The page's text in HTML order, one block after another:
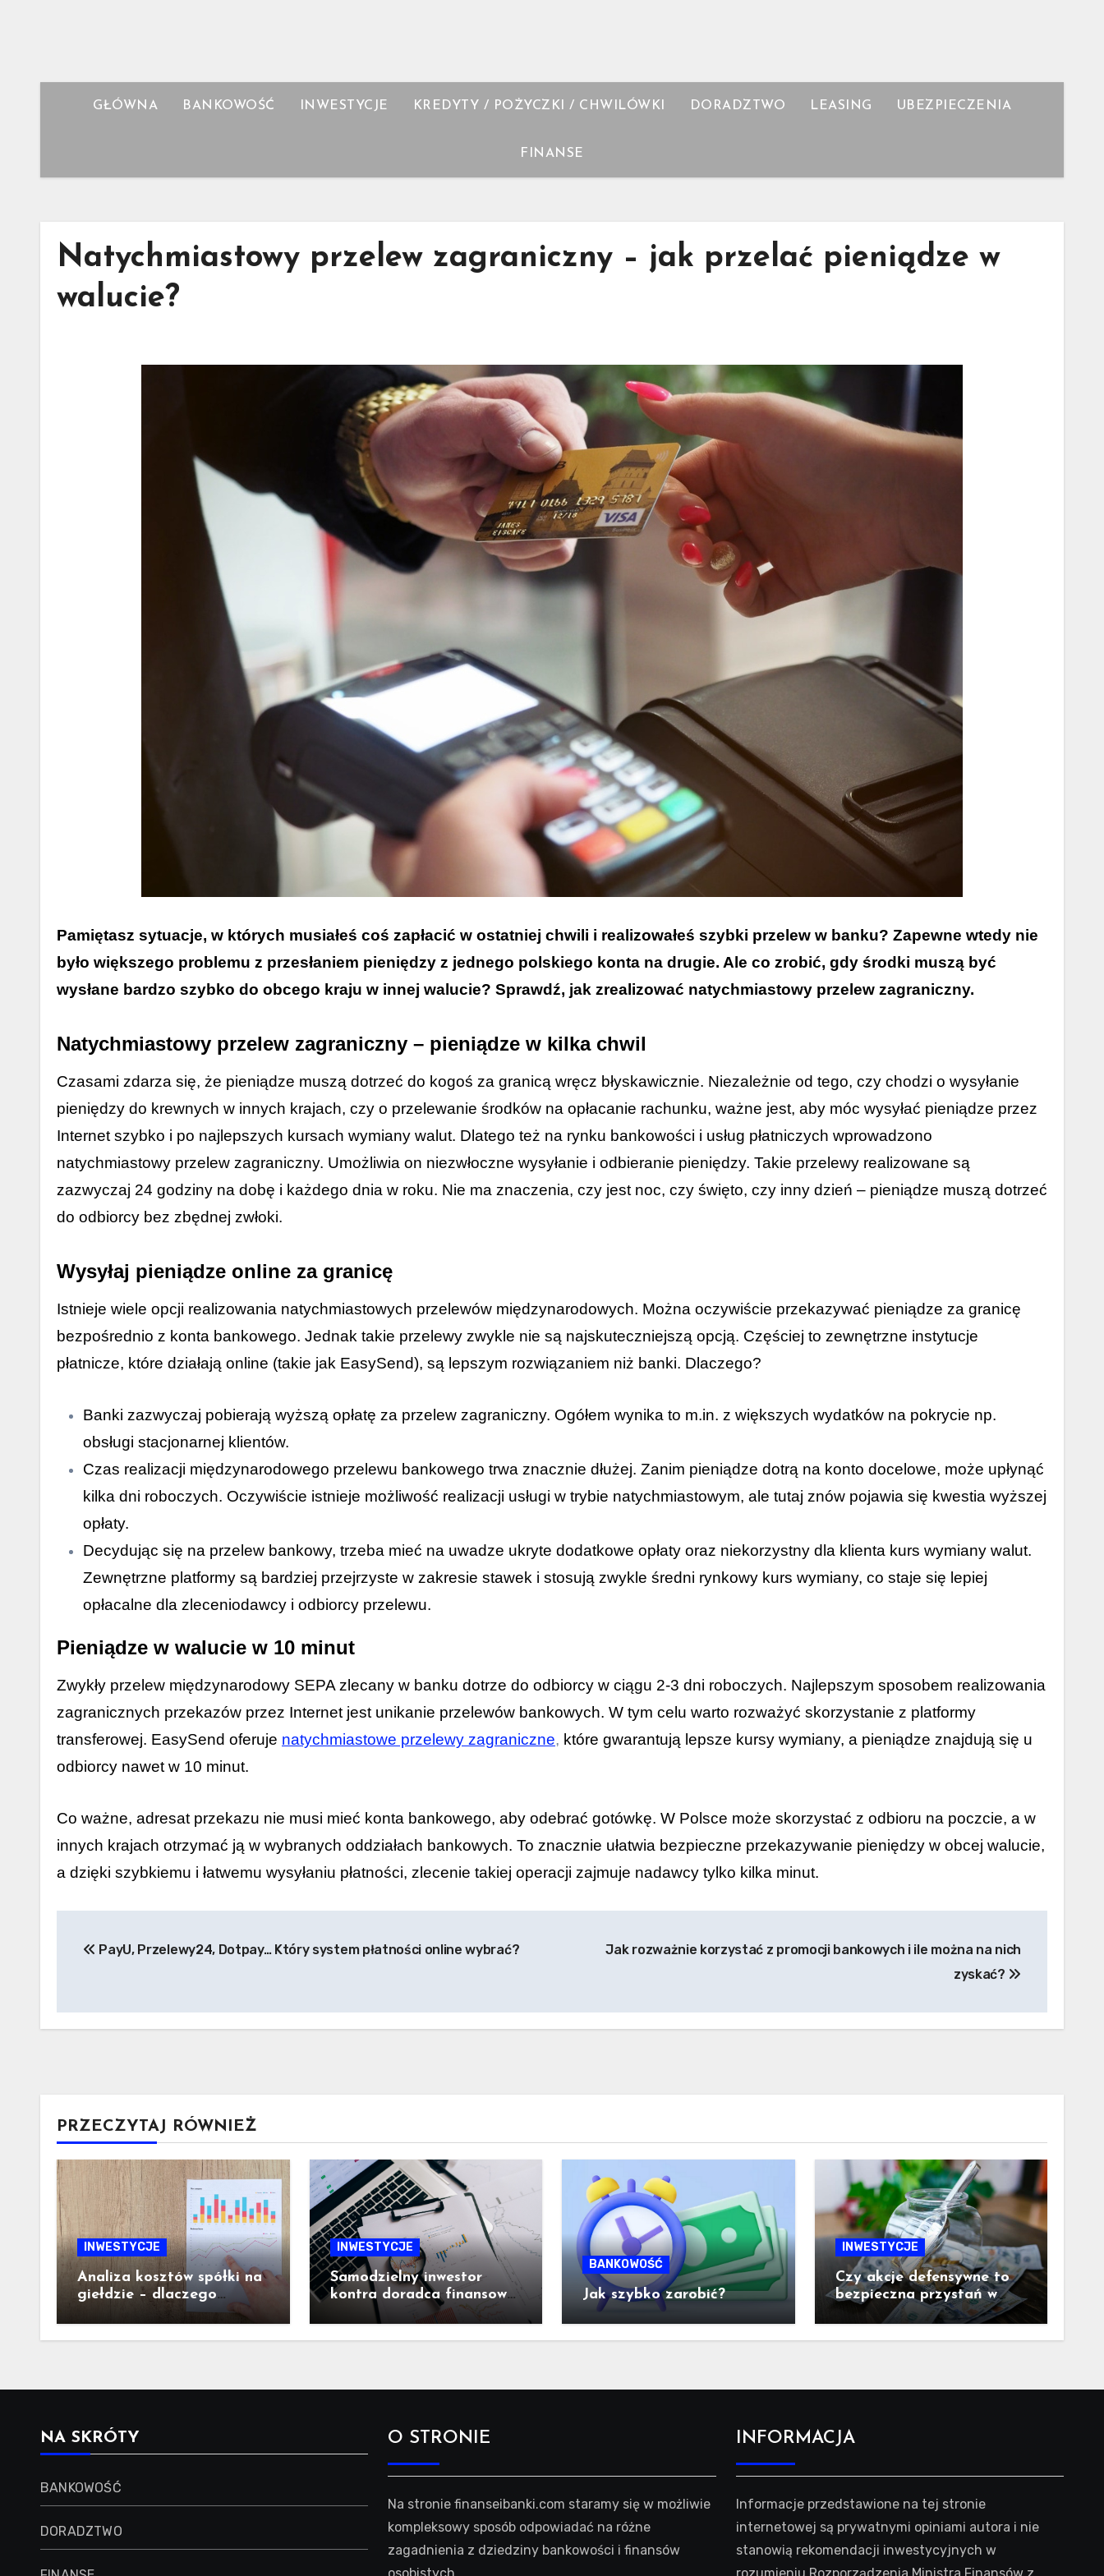
GŁÓWNA BANKOWOŚĆ INWESTYCJE KREDYTY / POŻYCZKI / CHWILÓWKI DORADZTWO LEASING UBEZPIECZENIA
FINANSE
Natychmiastowy przelew zagraniczny – jak przelać pieniądze w
walucie?
Pamiętasz sytuacje, w których musiałeś coś zapłacić w ostatniej chwili i realizowałeś szybki przelew w banku? Zapewne wtedy nie
było większego problemu z przesłaniem pieniędzy z jednego polskiego konta na drugie. Ale co zrobić, gdy środki muszą być
wysłane bardzo szybko do obcego kraju w innej walucie? Sprawdź, jak zrealizować natychmiastowy przelew zagraniczny.
Natychmiastowy przelew zagraniczny – pieniądze w kilka chwil
Czasami zdarza się, że pieniądze muszą dotrzeć do kogoś za granicą wręcz błyskawicznie. Niezależnie od tego, czy chodzi o wysyłanie
pieniędzy do krewnych w innych krajach, czy o przelewanie środków na opłacanie rachunku, ważne jest, aby móc wysyłać pieniądze przez
Internet szybko i po najlepszych kursach wymiany walut. Dlatego też na rynku bankowości i usług płatniczych wprowadzono
natychmiastowy przelew zagraniczny. Umożliwia on niezwłoczne wysyłanie i odbieranie pieniędzy. Takie przelewy realizowane są
zazwyczaj 24 godziny na dobę i każdego dnia w roku. Nie ma znaczenia, czy jest noc, czy święto, czy inny dzień – pieniądze muszą dotrzeć
do odbiorcy bez zbędnej zwłoki.
Wysyłaj pieniądze online za granicę
Istnieje wiele opcji realizowania natychmiastowych przelewów międzynarodowych. Można oczywiście przekazywać pieniądze za granicę
bezpośrednio z konta bankowego. Jednak takie przelewy zwykle nie są najskuteczniejszą opcją. Częściej to zewnętrzne instytucje
płatnicze, które działają online (takie jak EasySend), są lepszym rozwiązaniem niż banki. Dlaczego?
Banki zazwyczaj pobierają wyższą opłatę za przelew zagraniczny. Ogółem wynika to m.in. z większych wydatków na pokrycie np.
obsługi stacjonarnej klientów.
Czas realizacji międzynarodowego przelewu bankowego trwa znacznie dłużej. Zanim pieniądze dotrą na konto docelowe, może upłynąć
kilka dni roboczych. Oczywiście istnieje możliwość realizacji usługi w trybie natychmiastowym, ale tutaj znów pojawia się kwestia wyższej
opłaty.
Decydując się na przelew bankowy, trzeba mieć na uwadze ukryte dodatkowe opłaty oraz niekorzystny dla klienta kurs wymiany walut.
Zewnętrzne platformy są bardziej przejrzyste w zakresie stawek i stosują zwykle średni rynkowy kurs wymiany, co staje się lepiej
opłacalne dla zleceniodawcy i odbiorcy przelewu.
Pieniądze w walucie w 10 minut
Zwykły przelew międzynarodowy SEPA zlecany w banku dotrze do odbiorcy w ciągu 2-3 dni roboczych. Najlepszym sposobem realizowania
zagranicznych przekazów przez Internet jest unikanie przelewów bankowych. W tym celu warto rozważyć skorzystanie z platformy
transferowej. EasySend oferuje natychmiastowe przelewy zagraniczne, które gwarantują lepsze kursy wymiany, a pieniądze znajdują się u
odbiorcy nawet w 10 minut.
Co ważne, adresat przekazu nie musi mieć konta bankowego, aby odebrać gotówkę. W Polsce może skorzystać z odbioru na poczcie, a w
innych krajach otrzymać ją w wybranych oddziałach bankowych. To znacznie ułatwia bezpieczne przekazywanie pieniędzy w obcej walucie,
a dzięki szybkiemu i łatwemu wysyłaniu płatności, zlecenie takiej operacji zajmuje nadawcy tylko kilka minut.
wpisuPayU, Przelewy24, Dotpay… Który system płatności online wybrać?
Jak rozważnie korzystać z promocji bankowych i ile można na nich
zyskać?
PRZECZYTAJ RÓWNIEŻ
INWESTYCJE
Analiza kosztów spółki na
giełdzie – dlaczego
struktura wydatków ma
ogromne znaczenie dla
INWESTYCJE
Samodzielny inwestor
kontra doradca finansowy
– co wybrać?
BANKOWOŚĆ
Jak szybko zarobić?
INWESTYCJE
Czy akcje defensywne to
bezpieczna przystań w
trudnych czasach?
NA SKRÓTY
BANKOWOŚĆ
DORADZTWO
O STRONIE
Na stronie finanseibanki.com staramy się w możliwie
kompleksowy sposób odpowiadać na różne
zagadnienia z dziedziny bankowości i finansów
INFORMACJA
Informacje przedstawione na tej stronie
internetowej są prywatnymi opiniami autora i nie
stanowią rekomendacji inwestycyjnych w